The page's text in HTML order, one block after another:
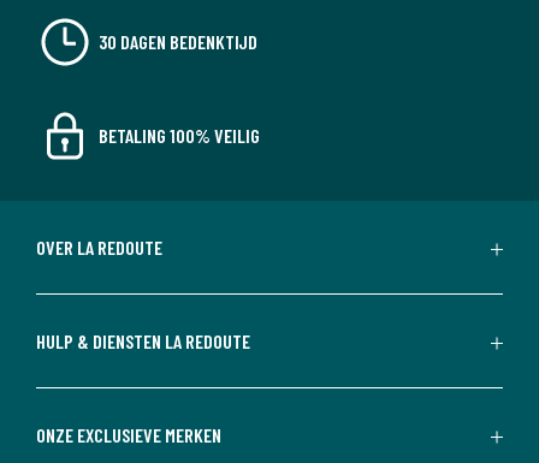
30 DAGEN BEDENKTIJD
BETALING 100% VEILIG
OVER LA REDOUTE
HULP & DIENSTEN LA REDOUTE
ONZE EXCLUSIEVE MERKEN